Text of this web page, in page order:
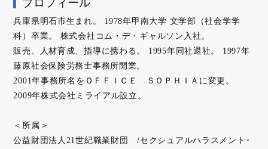
兵庫県明石市生まれ。 1978年甲南大学 文学部（社会学学
科）卒業。 株式会社コム・デ・ギャルソン入社。
販売、人材育成、指導に携わる。 1995年同社退社。 1997年
藤原社会保険労務士事務所開業。
2001年事務所名をＯＦＦＩＣＥ ＳＯＰＨＩＡに変更。
2009年株式会社ミライアル設立。
＜所属＞
公益財団法人21世紀職業財団 /セクシュアルハラスメント･